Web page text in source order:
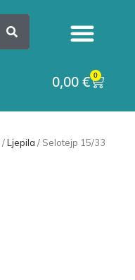
0,00€ 0
/Ljepila / Selotejp 15/33